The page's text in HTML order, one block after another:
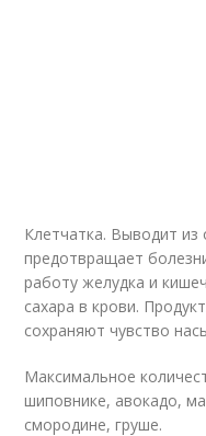
Клетчатка. Выводит из
предотвращает
работу желудка и
сахара в крови.
сохраняют чувство
Максимальное
шиповнике, авокадо,
смородине, груше.